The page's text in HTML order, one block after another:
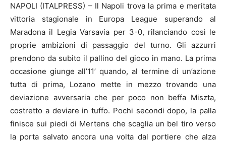
NAPOLI (ITALPRESS) – Il Napoli trova la prima e meritata
vittoria stagionale in Europa League superando al
Maradona il Legia Varsavia per 3-0, rilanciando così le
proprie ambizioni di passaggio del turno. Gli azzurri
prendono da subito il pallino del gioco in mano. La prima
occasione giunge all’11’ quando, al termine di un’azione
tutta di prima, Lozano mette in mezzo trovando una
deviazione avversaria che per poco non beffa Miszta,
costretto a deviare in tuffo. Pochi secondi dopo, la palla
finisce sui piedi di Mertens che scaglia un bel tiro verso
la porta salvato ancora una volta dal portiere che alza